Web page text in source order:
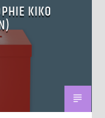
KIKO